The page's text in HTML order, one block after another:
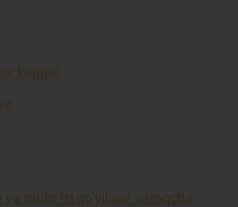
kapital
muhr izi qo’yilgan varaqcha